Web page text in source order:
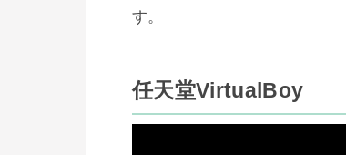
す。
任天堂VirtualBoy